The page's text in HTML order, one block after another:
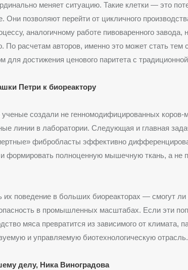
меняет ситуацию. Такие клетки — это
Они позволяют перейти от цикличного
аналогичному работе пивоваренного завода,
По расчетам авторов, именно это может стать тем
для достижения ценового паритета с
Петри к биореактору
создали не генномодифицированных коров-
линии в лаборатории. Следующая и главная
фибробласты эффективно
формировать полноценную мышечную ткань, а не
их поведение в больших биореакторах — смогут ли
в промышленных масштабах. Если эти
мяса превратится из зависимого от климата,
и управляемую биотехнологическую отрасль.
делу, Ника Виноградова